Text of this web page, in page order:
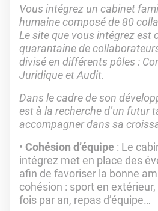
Vous intégrez un cabinet
humaine composé de 80
Le site que vous intégrez est
quarantaine de
divisé en différents pôles :
Juridique et Audit.
Dans le cadre de son
est à la recherche d’un futur
accompagner dans sa
Cohésion d’équipe : Le
intégrez met en place des
afin de favoriser la bonne
cohésion : sport en
fois par an, repas d’équipe…